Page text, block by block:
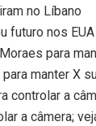
no Líbano
futuro nos
para
manter X
controlar a
a câmera;